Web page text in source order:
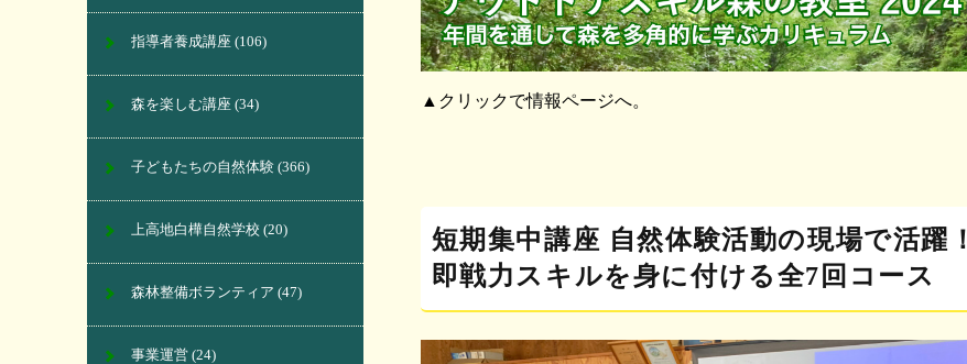
▲クリックで情報ページへ。
短期集中講座 自然体験活動の現場で活躍！
即戦力スキルを身に付ける全7回コース
指導者養成講座 (106)
森を楽しむ講座 (34)
子どもたちの自然体験 (366)
上高地白樺自然学校 (20)
森林整備ボランティア (47)
事業運営 (24)